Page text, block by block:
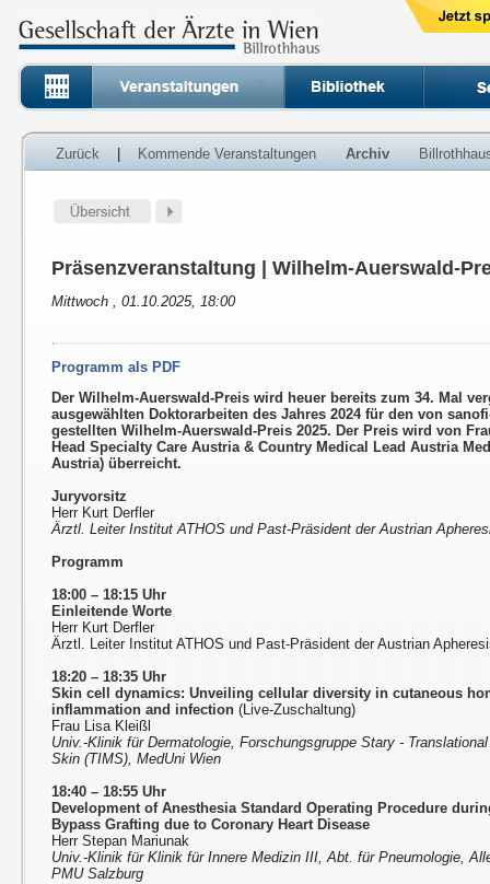
Zurück Kommende Veranstaltungen Archiv
Präsenzveranstaltung | Wilhelm-Auerswald-
Mittwoch , 01.10.2025, 18:00
Programm als PDF
Der Wilhelm-Auerswald-Preis wird heuer bereits zum 34. Mal
ausgewählten Doktorarbeiten des Jahres 2024 für den von
gestellten Wilhelm-Auerswald-Preis 2025. Der Preis wird von
Head Specialty Care Austria & Country Medical Lead Austria
Austria) überreicht.
Juryvorsitz
Herr Kurt Derfler
Ärztl. Leiter Institut ATHOS und Past-Präsident der Austrian
Programm
18:00 – 18:15 Uhr
Einleitende Worte
Herr Kurt Derfler
Ärztl. Leiter Institut ATHOS und Past-Präsident der Austrian
18:20 – 18:35 Uhr
Skin cell dynamics: Unveiling cellular diversity in cutaneous
inflammation and infection (Live-Zuschaltung)
Frau Lisa Kleißl
Univ.-Klinik für Dermatologie, Forschungsgruppe Stary -
Skin (TIMS), MedUni Wien
18:40 – 18:55 Uhr
Development of Anesthesia Standard Operating Procedure
Bypass Grafting due to Coronary Heart Disease
Herr Stepan Mariunak
Univ.-Klinik für Klinik für Innere Medizin III, Abt. für Pneumologie,
PMU Salzburg